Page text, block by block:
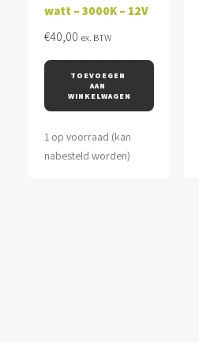
watt – 3000K – 12V
€40,00 ex. BTW
TOEVOEGEN
AAN
WINKELWAGEN
1 op voorraad (kan
nabesteld worden)